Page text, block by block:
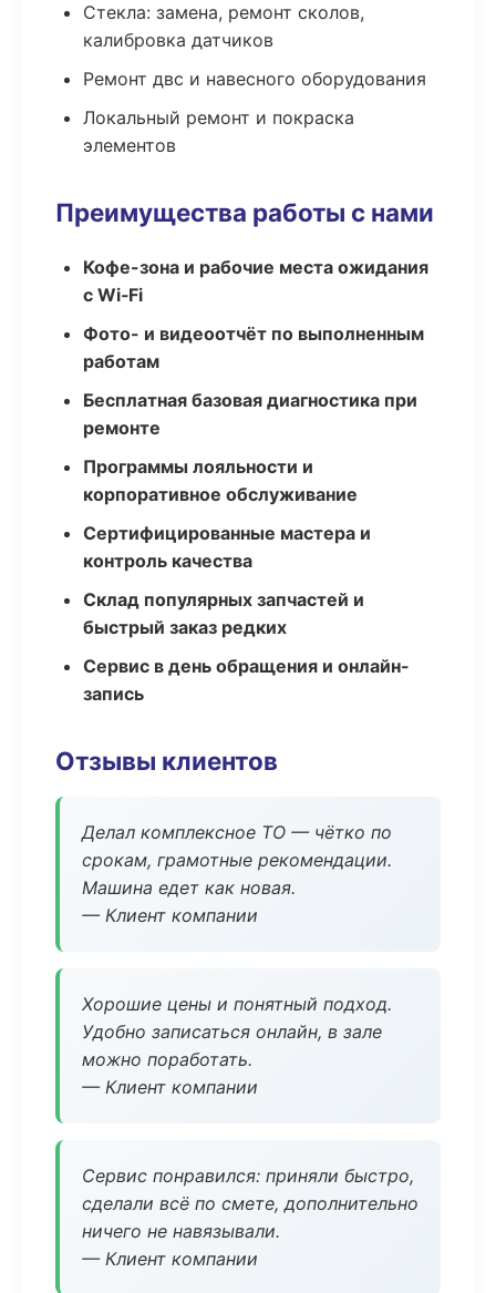
Стекла: замена, ремонт сколов,
калибровка датчиков
Ремонт двс и навесного оборудования
Локальный ремонт и покраска
элементов
Преимущества работы с нами
Кофе-зона и рабочие места ожидания
с Wi‑Fi
Фото- и видеоотчёт по выполненным
работам
Бесплатная базовая диагностика при
ремонте
Программы лояльности и
корпоративное обслуживание
Сертифицированные мастера и
контроль качества
Склад популярных запчастей и
быстрый заказ редких
Сервис в день обращения и онлайн-
запись
Отзывы клиентов
Делал комплексное ТО — чётко по
срокам, грамотные рекомендации.
Машина едет как новая.
— Клиент компании
Хорошие цены и понятный подход.
Удобно записаться онлайн, в зале
можно поработать.
— Клиент компании
Сервис понравился: приняли быстро,
сделали всё по смете, дополнительно
ничего не навязывали.
— Клиент компании